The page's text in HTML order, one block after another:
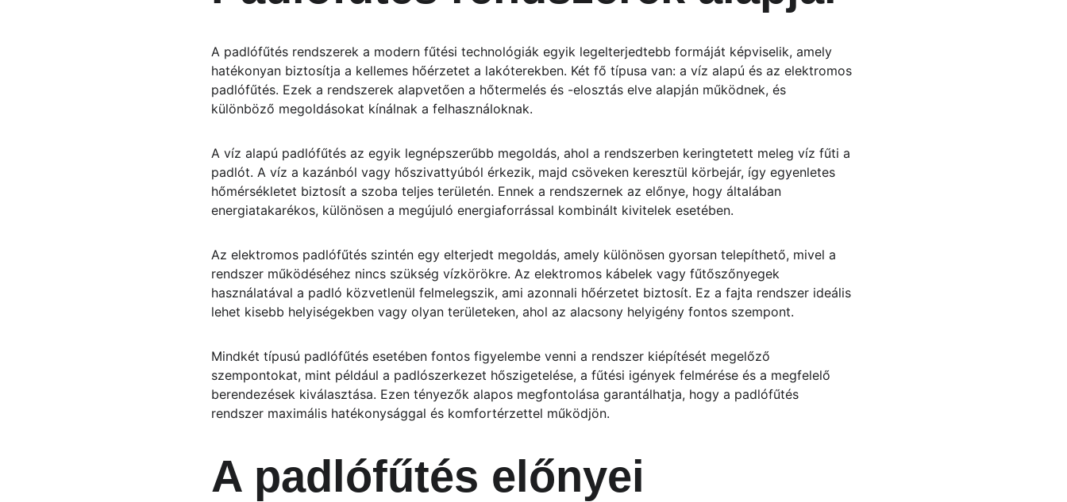
A padlófűtés rendszerek a modern fűtési technológiák egyik legelterjedtebb formáját képviselik, amely
hatékonyan biztosítja a kellemes hőérzetet a lakóterekben. Két fő típusa van: a víz alapú és az elektromos
padlófűtés. Ezek a rendszerek alapvetően a hőtermelés és -elosztás elve alapján működnek, és
különböző megoldásokat kínálnak a felhasználoknak.
A víz alapú padlófűtés az egyik legnépszerűbb megoldás, ahol a rendszerben keringtetett meleg víz fűti a
padlót. A víz a kazánból vagy hőszivattyúból érkezik, majd csöveken keresztül körbejár, így egyenletes
hőmérsékletet biztosít a szoba teljes területén. Ennek a rendszernek az előnye, hogy általában
energiatakarékos, különösen a megújuló energiaforrással kombinált kivitelek esetében.
Az elektromos padlófűtés szintén egy elterjedt megoldás, amely különösen gyorsan telepíthető, mivel a
rendszer működéséhez nincs szükség vízkörökre. Az elektromos kábelek vagy fűtőszőnyegek
használatával a padló közvetlenül felmelegszik, ami azonnali hőérzetet biztosít. Ez a fajta rendszer ideális
lehet kisebb helyiségekben vagy olyan területeken, ahol az alacsony helyigény fontos szempont.
Mindkét típusú padlófűtés esetében fontos figyelembe venni a rendszer kiépítését megelőző
szempontokat, mint például a padlószerkezet hőszigetelése, a fűtési igények felmérése és a megfelelő
berendezések kiválasztása. Ezen tényezők alapos megfontolása garantálhatja, hogy a padlófűtés
rendszer maximális hatékonysággal és komfortérzettel működjön.
A padlófűtés előnyei